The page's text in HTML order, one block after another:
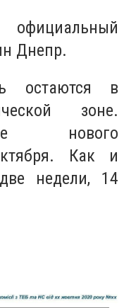
Днепр.
остаются в
зоне.
нового
Как и
недели, 14